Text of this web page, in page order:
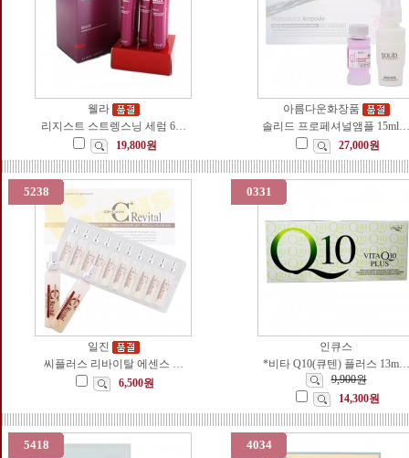
웰라
리지스트 스트렝스닝 세럼 6…
19,800원
아름다운화장품
솔리드 프로페셔널앰플 15ml…
27,000원
5238
일진
씨플러스 리바이탈 에센스 …
6,500원
0331
인큐스
*비타 Q10(큐텐) 플러스 13m…
9,900원
14,300원
5418 4034